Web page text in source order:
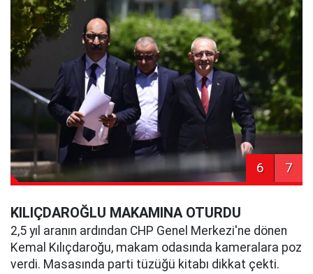
6 7
KILIÇDAROĞLU MAKAMINA OTURDU
2,5 yıl aranın ardından CHP Genel Merkezi'ne dönen
Kemal Kılıçdaroğu, makam odasında kameralara poz
verdi. Masasında parti tüzüğü kitabı dikkat çekti.